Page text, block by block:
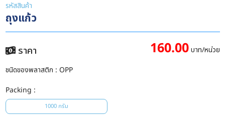
รหัสสินค้า
ถุงแก้ว
ราคา 160.00บาท/หน่วย
ชนิดของพลาสติก : OPP
Packing :
1000 กรัม